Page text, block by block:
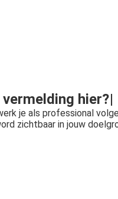
verme ding hier?
je als professional
zichtbaar in jouw